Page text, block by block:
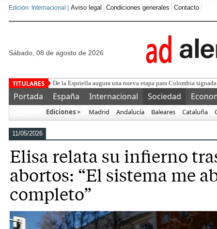
Edición: Internacional | Aviso legal Condiciones generales Contacto
sábado, 08 de agosto de 2026
Núcleo Naciona
Portada España Internacional Sociedad
Ediciones > Madrid Andalucía Baleares Cataluña
11/05/2026
Elisa relata su infierno
abortos: “El sistema me
completo”